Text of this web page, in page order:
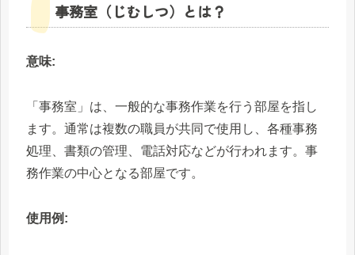
事務室（じむしつ）とは？
意味:
「事務室」は、一般的な事務作業を行う部屋を指し
ます。通常は複数の職員が共同で使用し、各種事務
処理、書類の管理、電話対応などが行われます。事
務作業の中心となる部屋です。
使用例: